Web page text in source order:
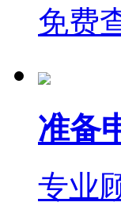
免费
准备
专业